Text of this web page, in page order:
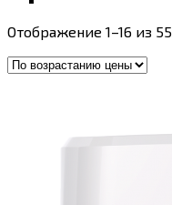
Отображение 1–16 из 55